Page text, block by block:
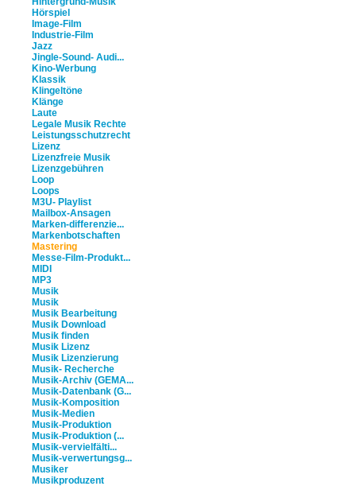
Hörspiel
Image-Film
Industrie-Film
Jazz
Jingle-Sound- Audi...
Kino-Werbung
Klassik
Klingeltöne
Klänge
Laute
Legale Musik Rechte
Leistungsschutzrecht
Lizenz
Lizenzfreie Musik
Lizenzgebühren
Loop
Loops
M3U- Playlist
Mailbox-Ansagen
Marken-differenzie...
Markenbotschaften
Mastering
Messe-Film-Produkt...
MIDI
MP3
Musik
Musik
Musik Bearbeitung
Musik Download
Musik finden
Musik Lizenz
Musik Lizenzierung
Musik- Recherche
Musik-Archiv (GEMA...
Musik-Datenbank (G...
Musik-Komposition
Musik-Medien
Musik-Produktion
Musik-Produktion (...
Musik-vervielfälti...
Musik-verwertungsg...
Musiker
Musikproduzent